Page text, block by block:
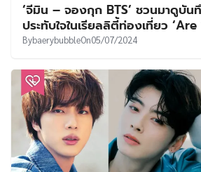
‘จีมิน – จองกุก BTS’ ชวนมาดูบัน
ประทับใจในเรียลลิตี้ท่องเที่ยว ‘Are
BybaerybubbleOn05/07/2024